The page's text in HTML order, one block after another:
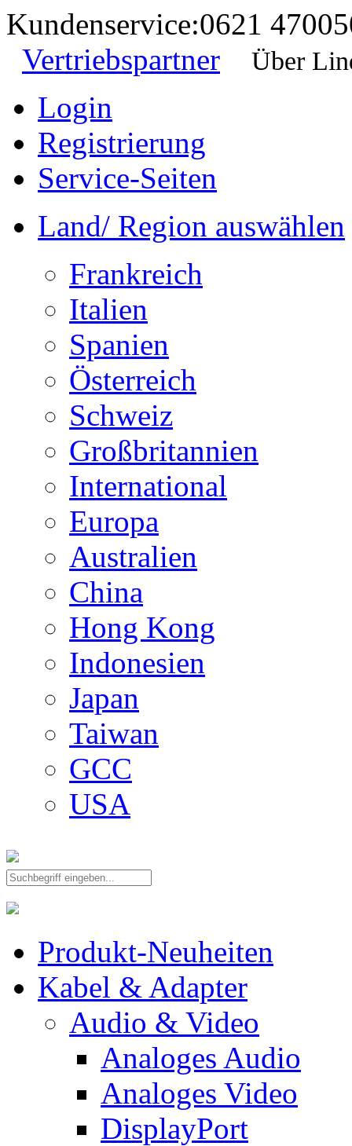
Kundenservice:0621
Vertriebspartner
Über
Login
Registrierung
Service-Seiten
Land/ Region auswählen
Frankreich
Italien
Spanien
Österreich
Schweiz
Großbritannien
International
Europa
Australien
China
Hong Kong
Indonesien
Japan
Taiwan
GCC
USA
Produkt-Neuheiten
Kabel & Adapter
Audio & Video
Analoges Audio
Analoges Video
DisplayPort